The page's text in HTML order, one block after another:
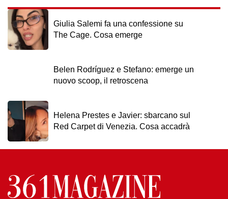
Giulia Salemi fa una confessione su
The Cage. Cosa emerge
Belen Rodríguez e Stefano: emerge un
nuovo scoop, il retroscena
Helena Prestes e Javier: sbarcano sul
Red Carpet di Venezia. Cosa accadrà